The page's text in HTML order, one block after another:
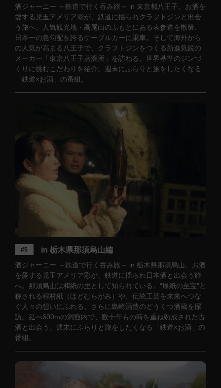
酒ジャーニー ～鉄道で行く吞み旅～ in 東京都八王子。お酒を
愛する児玉アメリア彩が、鉄道に揺られクラフトジンと出会
う旅へ。人気観光地・高尾山のふもとにある表参道を散策、
日本一の急勾配を誇るケーブルカーに乗車。そして海外から
の人気が高まる八王子で、クラフトジンをつくる新進気鋭の
メーカー「東京八王子蒸溜所」を訪ねる。世界基準のジンづ
くりに挑むこだわりを紹介。週末にふらりと旅をしたくなる
「鉄道×お酒」の番組。
#5 in 栃木県那須烏山編
酒ジャーニー ～鉄道で行く吞み旅～ in 栃木県那須烏山。お酒
を愛する児玉アメリア彩が、鉄道に揺られ日本酒と出会う旅
へ。那須烏山は和紙の里として知られている。“厚紙の至宝”と
称される程村紙（ほどむらがみ）や、伝統工芸を未来へつな
ぐ人々の想いにふれる。さらに島崎酒造のどうくつ酒蔵を探
訪。延べ600mの洞窟内で、数十年もの時を重ね熟成された古
酒と出会う。週末にふらりと旅をしたくなる「鉄道×お酒」の
番組。